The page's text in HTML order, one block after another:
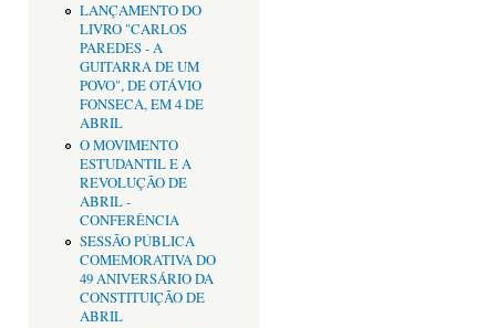
LANÇAMENTO DO
LIVRO "CARLOS
PAREDES - A
GUITARRA DE UM
POVO", DE OTÁVIO
FONSECA, EM 4 DE
ABRIL
O MOVIMENTO
ESTUDANTIL E A
REVOLUÇÃO DE
ABRIL -
CONFERÊNCIA
SESSÃO PÚBLICA
COMEMORATIVA DO
49 ANIVERSÁRIO DA
CONSTITUIÇÃO DE
ABRIL